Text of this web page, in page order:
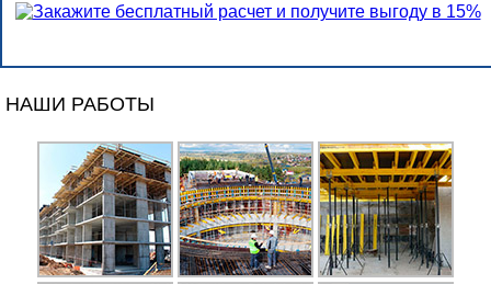
НАШИ РАБОТЫ